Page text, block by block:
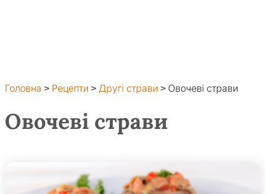
Головна > Рецепти > Другі страви > Овочеві страви
Овочеві страви